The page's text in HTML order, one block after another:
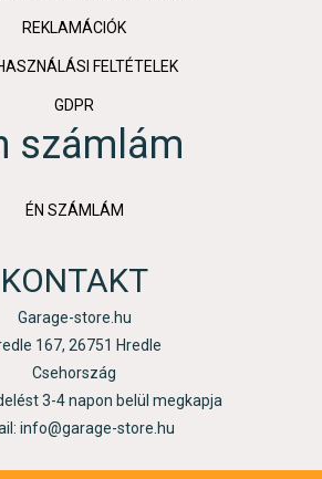
REKLAMÁCIÓK
FELTÉTELEK
GDPR
számlám
ÉN SZÁMLÁM
KONTAKT
Garage-store.hu
167, 26751 Hredle
Csehország
3-4 napon belül megkapja
info@garage-store.hu